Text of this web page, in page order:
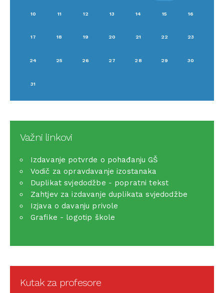
10 11 12 13 14 15 16
17 18 19 20 21 22 23
24 25 26 27 28 29 30
31
Važni linkovi
Izdavanje potvrde o pohađanju GŠ
Vodič za opravdavanje izostanaka
Duplikat svjedodžbe - popratni tekst
Zahtjev za izdavanje duplikata svjedodžbe
Izjava o davanju privole
Grafike - logotip škole
Kutak za profesore